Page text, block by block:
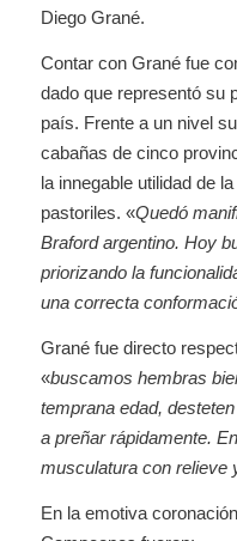
Diego Grané.
Contar con Grané fue
dado que representó su
país. Frente a un nivel
cabañas de cinco
la innegable utilidad de
pastoriles. «Quedó
Braford argentino. Hoy
priorizando la
una correcta
Grané fue directo
«buscamos hembras
temprana edad,
a preñar rápidamente.
musculatura con relieve
En la emotiva